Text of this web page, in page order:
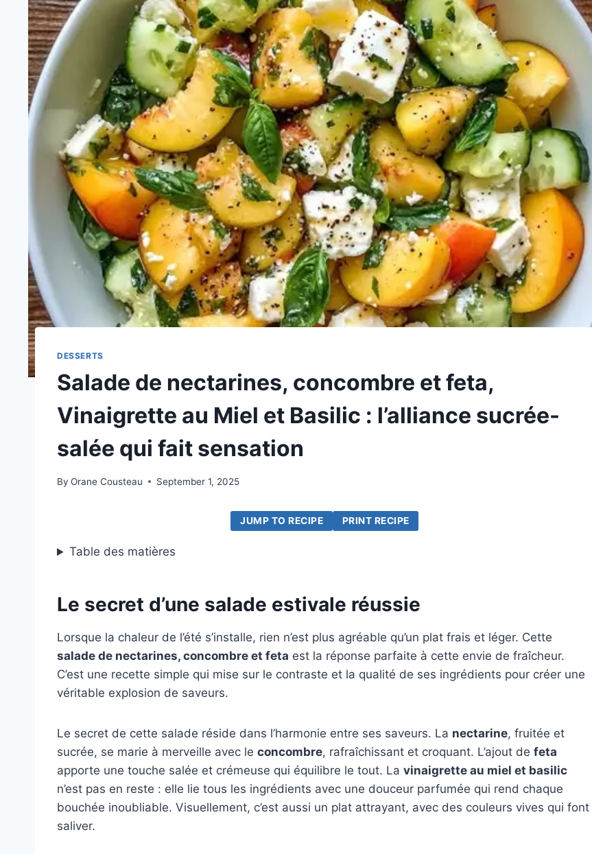
DESSERTS
Salade de nectarines, concombre et feta,
Vinaigrette au Miel et Basilic : l’alliance sucrée-
salée qui fait sensation
By Orane Cousteau September 1, 2025
JUMP TO RECIPE PRINT RECIPE
Table des matières
Le secret d’une salade estivale réussie
Lorsque la chaleur de l’été s’installe, rien n’est plus agréable qu’un plat frais et léger. Cette
salade de nectarines, concombre et feta est la réponse parfaite à cette envie de fraîcheur.
C’est une recette simple qui mise sur le contraste et la qualité de ses ingrédients pour créer une
véritable explosion de saveurs.
Le secret de cette salade réside dans l’harmonie entre ses saveurs. La nectarine, fruitée et
sucrée, se marie à merveille avec le concombre, rafraîchissant et croquant. L’ajout de feta
apporte une touche salée et crémeuse qui équilibre le tout. La vinaigrette au miel et basilic
n’est pas en reste : elle lie tous les ingrédients avec une douceur parfumée qui rend chaque
bouchée inoubliable. Visuellement, c’est aussi un plat attrayant, avec des couleurs vives qui font
saliver.